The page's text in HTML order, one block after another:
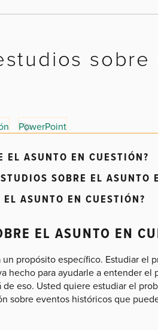
sobre
PowerPoint
EL ASUNTO EN CUESTIÓN?
SOBRE EL ASUNTO
ASUNTO EN CUESTIÓN?
EL ASUNTO EN
propósito específico. Estudiar el
hecho para ayudarle a entender el
eso. Usted quiere estudiar el
sobre eventos históricos que